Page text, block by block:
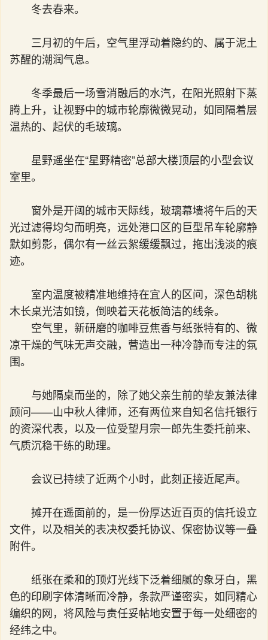
冬去春来。
三月初的午后，空气里浮动着隐约的、属于泥土
苏醒的潮润气息。
冬季最后一场雪消融后的水汽，在阳光照射下蒸
腾上升，让视野中的城市轮廓微微晃动，如同隔着层
温热的、起伏的毛玻璃。
星野遥坐在“星野精密”总部大楼顶层的小型会议
室里。
窗外是开阔的城市天际线，玻璃幕墙将午后的天
光过滤得均匀而明亮，远处港口区的巨型吊车轮廓静
默如剪影，偶尔有一丝云絮缓缓飘过，拖出浅淡的痕
迹。
室内温度被精准地维持在宜人的区间，深色胡桃
木长桌光洁如镜，倒映着天花板简洁的线条。
空气里，新研磨的咖啡豆焦香与纸张特有的、微
凉干燥的气味无声交融，营造出一种冷静而专注的氛
围。
与她隔桌而坐的，除了她父亲生前的挚友兼法律
顾问——山中秋人律师，还有两位来自知名信托银行
的资深代表，以及一位受望月宗一郎先生委托前来、
气质沉稳干练的助理。
会议已持续了近两个小时，此刻正接近尾声。
摊开在遥面前的，是一份厚达近百页的信托设立
文件，以及相关的表决权委托协议、保密协议等一叠
附件。
纸张在柔和的顶灯光线下泛着细腻的象牙白，黑
色的印刷字体清晰而冷静，条款严谨密实，如同精心
编织的网，将风险与责任妥帖地安置于每一处细密的
经纬之中。